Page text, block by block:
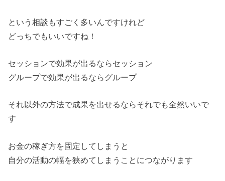
という相談もすごく多いんですけれど
どっちでもいいですね！
セッションで効果が出るならセッション
グループで効果が出るならグループ
それ以外の方法で成果を出せるならそれでも全然いいで
す
お金の稼ぎ方を固定してしまうと
自分の活動の幅を狭めてしまうことにつながります